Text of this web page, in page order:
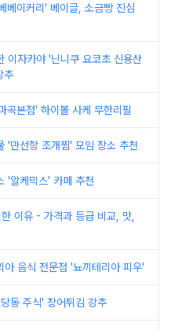
베이커리' 베이글, 소금빵 진심
이자카야 '닌니쿠 요코초 신용산
추
곡본점' 하이볼 사케 무한리필
'만선항 조개찜' 모임 장소 추천
'알케믹스' 카페 추천
이유 - 가격과 등급 비교, 맛,
아 음식 전문점 '뇨끼테리아 피우'
동 주식' 장어튀김 강추